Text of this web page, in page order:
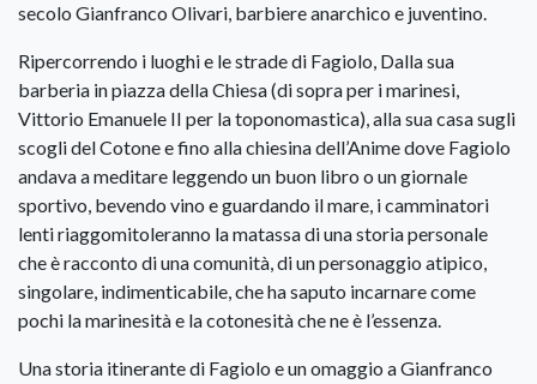
secolo Gianfranco Olivari, barbiere anarchico e juventino.
Ripercorrendo i luoghi e le strade di Fagiolo, Dalla sua
barberia in piazza della Chiesa (di sopra per i marinesi,
Vittorio Emanuele II per la toponomastica), alla sua casa sugli
scogli del Cotone e fino alla chiesina dell’Anime dove Fagiolo
andava a meditare leggendo un buon libro o un giornale
sportivo, bevendo vino e guardando il mare, i camminatori
lenti riaggomitoleranno la matassa di una storia personale
che è racconto di una comunità, di un personaggio atipico,
singolare, indimenticabile, che ha saputo incarnare come
pochi la marinesità e la cotonesità che ne è l’essenza.
Una storia itinerante di Fagiolo e un omaggio a Gianfranco